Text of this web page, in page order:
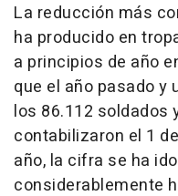
La reducción más
ha producido en
a principios de año
que el año pasado y
los 86.112 soldados
contabilizaron el 1
año, la cifra se ha
considerablemente